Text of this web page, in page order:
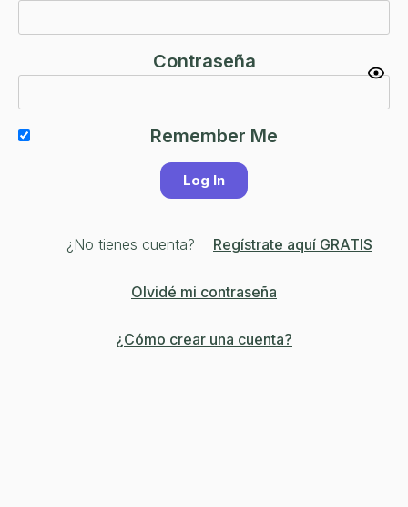
Contraseña
Remember Me
¿No tienes cuenta? Regístrate aquí GRATIS
Olvidé mi contraseña
¿Cómo crear una cuenta?